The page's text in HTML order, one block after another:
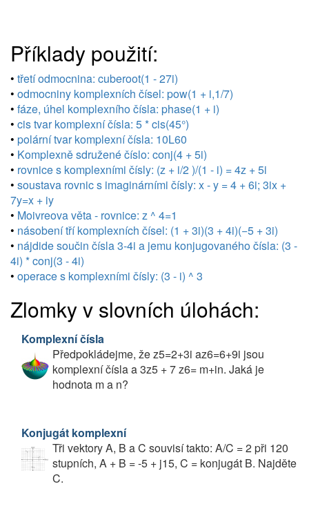
Příklady použití:
• třetí odmocnina: cuberoot(1 - 27i)
• odmocniny komplexních čísel: pow(1 + i,1/7)
• fáze, úhel komplexního čísla: phase(1 + i)
• cis tvar komplexní čísla: 5 * cis(45°)
• polární tvar komplexní čísla: 10L60
• Komplexně sdružené číslo: conj(4 + 5i)
• rovnice s komplexními čísly: (z + i/2 )/(1 - i) = 4z + 5i
• soustava rovnic s imaginárními čísly: x - y = 4 + 6i; 3ix +
7y=x + iy
• Moivreova věta - rovnice: z ^ 4=1
• násobení tří komplexních čísel: (1 + 3i)(3 + 4i)(−5 + 3i)
• nájdide součin čísla 3-4i a jemu konjugovaného čísla: (3 -
4i) * conj(3 - 4i)
• operace s komplexními čísly: (3 - i) ^ 3
Zlomky v slovních úlohách:
Komplexní čísla
Předpokládejme, že z5=2+3i az6=6+9i jsou
komplexní čísla a 3z5 + 7 z6= m+in. Jaká je
hodnota m a n?
Konjugát komplexní
Tři vektory A, B a C souvisí takto: A/C = 2 při 120
stupních, A + B = -5 + j15, C = konjugát B. Najděte
C.